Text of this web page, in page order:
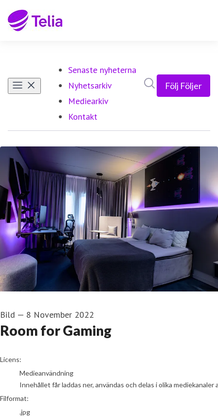
Senaste nyheterna
Nyhetsarkiv
Mediearkiv
Kontakt
Följ Följer
Bild — 8 November 2022
Room for Gaming
go to media item
Licens:
Medieanvändning
Innehållet får laddas ner, användas och delas i olika
Filformat:
.jpg